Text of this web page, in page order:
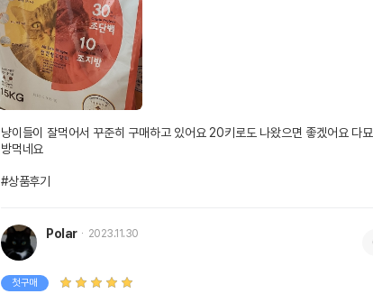
냥이들이 잘먹어서 꾸준히 구매하고 있어요 20키로도 나왔으면 좋겠어요 다
방먹네요
#상품후기
Polar 2023.11.30
첫구매